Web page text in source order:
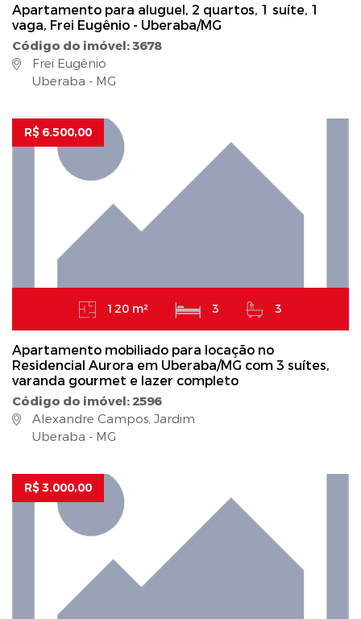
Apartamento para aluguel, 2 quartos, 1 suíte, 1
vaga, Frei Eugênio - Uberaba/MG
Código do imóvel: 3678
Frei Eugênio
Uberaba - MG
R$ 6.500,00
120 m² 3 3
Apartamento mobiliado para locação no
Residencial Aurora em Uberaba/MG com 3 suítes,
varanda gourmet e lazer completo
Código do imóvel: 2596
Alexandre Campos, Jardim
Uberaba - MG
R$ 3.000,00